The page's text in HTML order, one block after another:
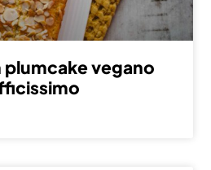
plumcake vegano